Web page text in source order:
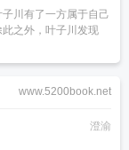
川有了一方属于自己
之外，叶子川发现
www.5200book.net
澄渝